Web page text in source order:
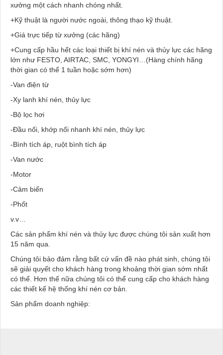
xưởng một cách nhanh chóng nhất.
+Kỹ thuật là người nước ngoài, thông thạo kỹ thuật.
+Giá trực tiếp từ xưởng (các hãng)
+Cung cấp hầu hết các loại thiết bị khí nén và thủy lực các hãng
lớn như FESTO, AIRTAC, SMC, YONGYI…(Hàng chính hãng
thời gian có thể 1 tuần hoặc sớm hơn)
-Van điện từ
-Xy lanh khí nén, thủy lực
-Bộ lọc hơi
-Đầu nối, khớp nối nhanh khí nén, thủy lực
-Bình tích áp, ruột bình tích áp
-Van nước
-Motor
-Cảm biến
-Phốt
v.v…
Các sản phẩm khí nén và thủy lực được chúng tôi sản xuất hơn
15 năm qua.
Chúng tôi bảo đảm rằng bất cứ vấn đề nào phát sinh, chúng tôi
sẽ giải quyết cho khách hàng trong khoảng thời gian sớm nhất
có thể. Hơn thế nữa chúng tôi có thể cung cấp cho khách hàng
các thiết kế hệ thống khí nén cơ bản.
Sản phẩm doanh nghiệp: